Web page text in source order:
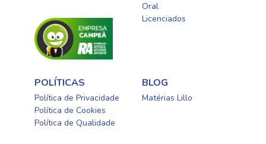
Oral​
Licenciados​
POLÍTICAS
Política de Privacidade
Política de Cookies
Política de Qualidade
BLOG
Matérias Lillo